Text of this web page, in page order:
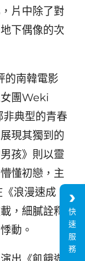
片中除了對
下偶像的次
的南韓電影
女團Weki
典型的青春
現其獨到的
孩》則以靈
懂初戀，主
浪漫速成
，細膩詮釋
動。
快
速
服
務